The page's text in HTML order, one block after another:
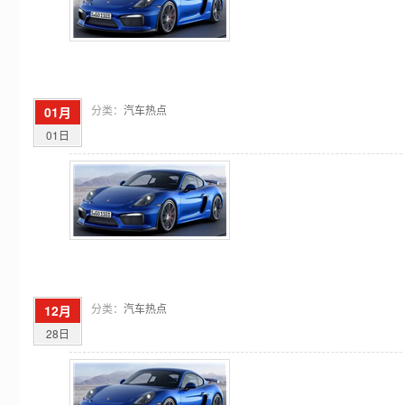
01月
01日
分类： 汽车热点
12月
28日
分类： 汽车热点